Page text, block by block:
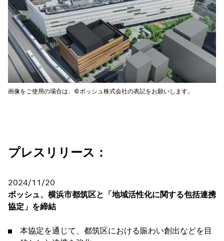
画像をご使用の場合は、©ボッシュ株式会社の表記をお願いします。
プレスリリース：
2024/11/20
ボッシュ、横浜市都筑区と「地域活性化に関する包括連携
協定」を締結
本協定を通じて、都筑区における賑わい創出などを目